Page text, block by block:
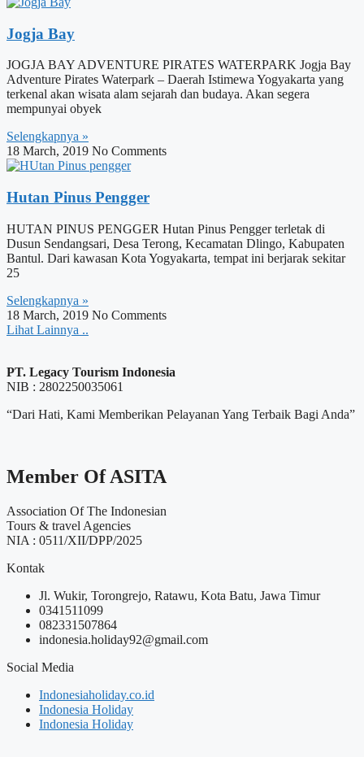
Jogja Bay
JOGJA BAY ADVENTURE PIRATES WATERPARK Jogja Bay
Adventure Pirates Waterpark – Daerah Istimewa Yogyakarta yang
terkenal akan wisata alam sejarah dan budaya. Akan segera
mempunyai obyek
Selengkapnya »
18 March, 2019 No Comments
Hutan Pinus Pengger
HUTAN PINUS PENGGER Hutan Pinus Pengger terletak di
Dusun Sendangsari, Desa Terong, Kecamatan Dlingo, Kabupaten
Bantul. Dari kawasan Kota Yogyakarta, tempat ini berjarak sekitar
25
Selengkapnya »
18 March, 2019 No Comments
Lihat Lainnya ..
PT. Legacy Tourism Indonesia
NIB : 2802250035061
“Dari Hati, Kami Memberikan Pelayanan Yang Terbaik Bagi Anda”
Member Of ASITA
Association Of The Indonesian
Tours & travel Agencies
NIA : 0511/XII/DPP/2025
Kontak
Jl. Wukir, Torongrejo, Ratawu, Kota Batu, Jawa Timur
0341511099
082331507864
indonesia.holiday92@gmail.com
Social Media
Indonesiaholiday.co.id
Indonesia Holiday
Indonesia Holiday